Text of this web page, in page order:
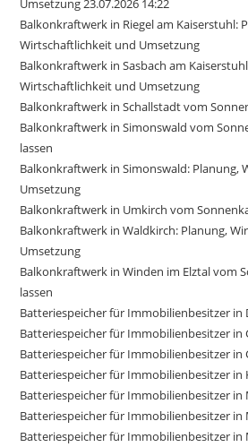
Umsetzung 23.07.2026 14:22
Balkonkraftwerk in Riegel am Kaiserstuhl:
Wirtschaftlichkeit und Umsetzung
Balkonkraftwerk in Sasbach am
Wirtschaftlichkeit und Umsetzung
Balkonkraftwerk in Schallstadt vom
Balkonkraftwerk in Simonswald vom
lassen
Balkonkraftwerk in Simonswald: Planung,
Umsetzung
Balkonkraftwerk in Umkirch vom
Balkonkraftwerk in Waldkirch: Planung,
Umsetzung
Balkonkraftwerk in Winden im Elztal vom
lassen
Batteriespeicher für Immobilienbesitzer in
Batteriespeicher für Immobilienbesitzer in
Batteriespeicher für Immobilienbesitzer in
Batteriespeicher für Immobilienbesitzer in
Batteriespeicher für Immobilienbesitzer in
Batteriespeicher für Immobilienbesitzer in
Batteriespeicher für Immobilienbesitzer in